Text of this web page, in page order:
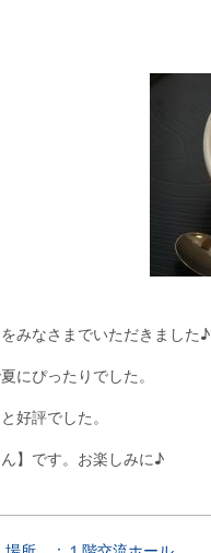
みなさまでいただきました♪
にぴったりでした。
好評でした。
】です。お楽しみに♪